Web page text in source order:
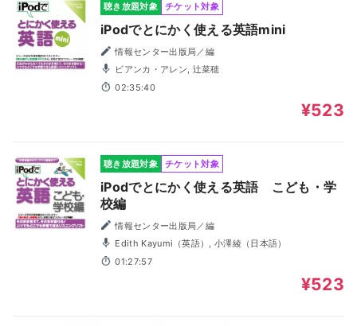
聴き放題対象 チケット対象
iPodでとにかく使える英語mini
情報センター出版局／編
ビアンカ・アレン, 辻菜穂
02:35:40
¥523
聴き放題対象 チケット対象
iPodでとにかく使える英語 こども・学
校編
情報センター出版局／編
Edith Kayumi（英語）, 小澤綾（日本語）
01:27:57
¥523